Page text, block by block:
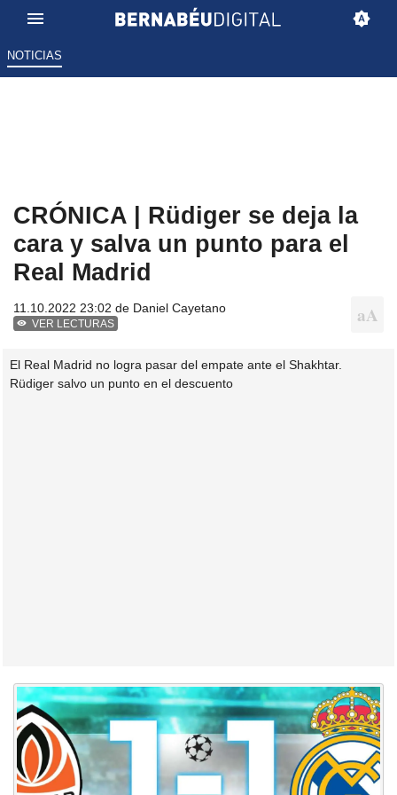
NOTICIAS
CRÓNICA | Rüdiger se deja la
cara y salva un punto para el
Real Madrid
11.10.2022 23:02 de Daniel Cayetano
VER LECTURAS
El Real Madrid no logra pasar del empate ante el Shakhtar.
Rüdiger salvo un punto en el descuento